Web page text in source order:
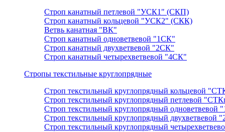
Строп канатный петлевой "УСК1" (СКП)
Строп канатный кольцевой "УСК2" (СКК)
Ветвь канатная "ВК"
Строп канатный одноветвевой "1СК"
Строп канатный двухветвевой "2СК"
Строп канатный четырехветвевой "4СК"
Стропы текстильные круглопрядные
Строп текстильный круглопрядный кольцевой
Строп текстильный круглопрядный петлевой
Строп текстильный круглопрядный одноветвевой
Строп текстильный круглопрядный двухветвевой
Строп текстильный круглопрядный